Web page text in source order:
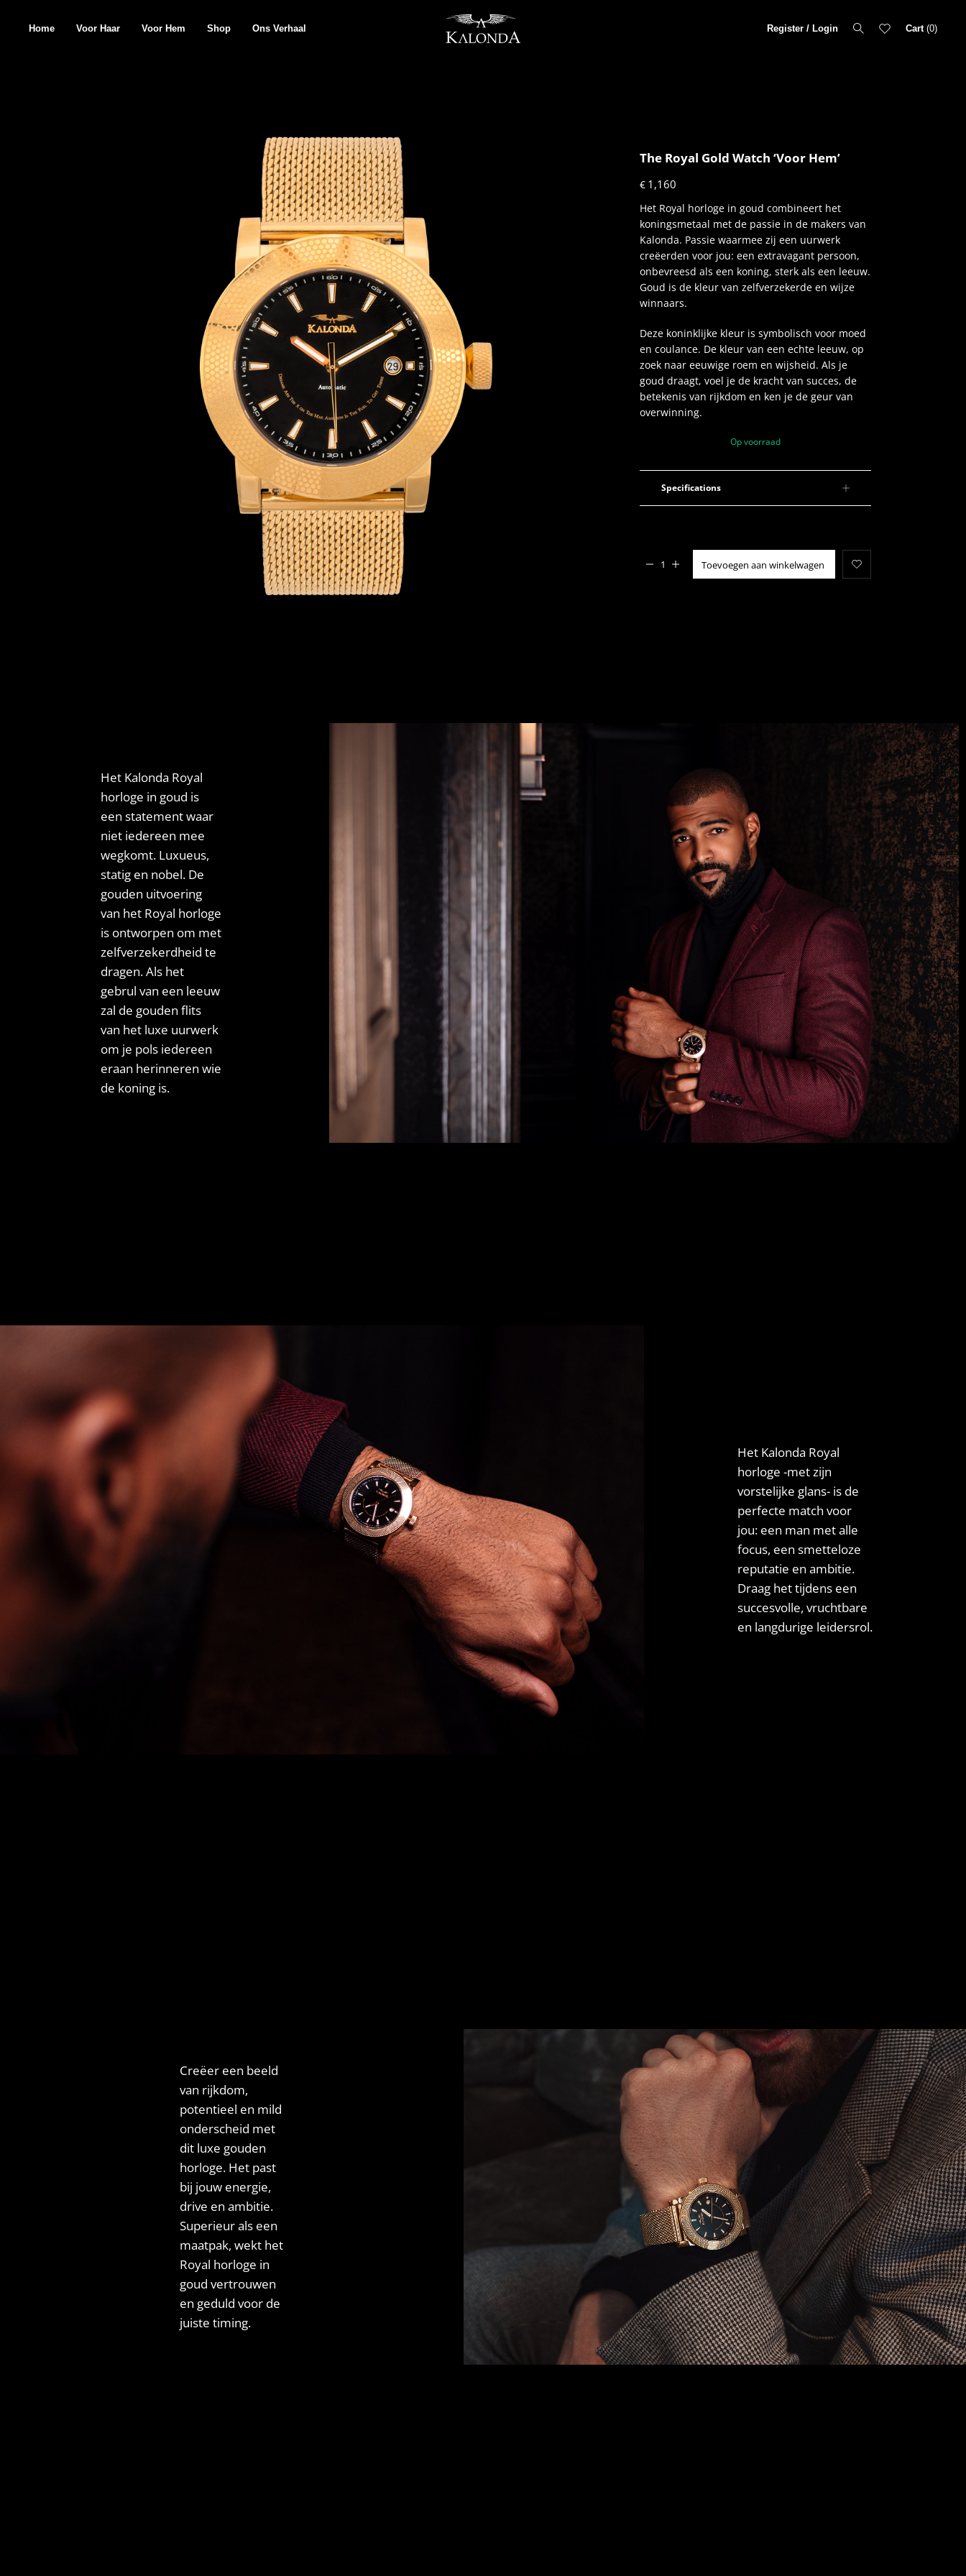
Register / Login Cart 0
Home Voor Haar Voor Hem Shop Ons Verhaal
The Royal Gold Watch ‘Voor Hem’
€ 1,160
Het Royal horloge in goud combineert het
koningsmetaal met de passie in de makers van
Kalonda. Passie waarmee zij een uurwerk
creëerden voor jou: een extravagant persoon,
onbevreesd als een koning, sterk als een leeuw.
Goud is de kleur van zelfverzekerde en wijze
winnaars.
Deze koninklijke kleur is symbolisch voor moed
en coulance. De kleur van een echte leeuw, op
zoek naar eeuwige roem en wijsheid. Als je
goud draagt, voel je de kracht van succes, de
betekenis van rijkdom en ken je de geur van
overwinning.
Op voorraad
Toevoegen aan winkelwagen
Added to cart
Specifications
Het Kalonda Royal
horloge in goud is
een statement waar
niet iedereen mee
wegkomt. Luxueus,
statig en nobel. De
gouden uitvoering
van het Royal horloge
is ontworpen om met
zelfverzekerdheid te
dragen. Als het
gebrul van een leeuw
zal de gouden flits
van het luxe uurwerk
om je pols iedereen
eraan herinneren wie
de koning is.
Het Kalonda Royal
horloge -met zijn
vorstelijke glans- is de
perfecte match voor
jou: een man met alle
focus, een smetteloze
reputatie en ambitie.
Draag het tijdens een
succesvolle, vruchtbare
en langdurige leidersrol.
Creëer een beeld
van rijkdom,
potentieel en mild
onderscheid met
dit luxe gouden
horloge. Het past
bij jouw energie,
drive en ambitie.
Superieur als een
maatpak, wekt het
Royal horloge in
goud vertrouwen
en geduld voor de
juiste timing.